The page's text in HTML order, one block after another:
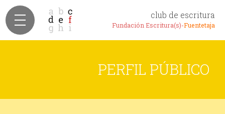
club de escritura
Fundación Escritura(s)-Fuentetaja
PERFIL PÚBLICO